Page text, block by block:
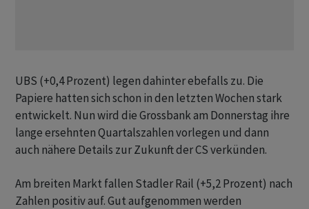
UBS (+0,4 Prozent) legen dahinter ebefalls zu. Die
Papiere hatten sich schon in den letzten Wochen stark
entwickelt. Nun wird die Grossbank am Donnerstag ihre
lange ersehnten Quartalszahlen vorlegen und dann
auch nähere Details zur Zukunft der CS verkünden.
Am breiten Markt fallen Stadler Rail (+5,2 Prozent) nach
Zahlen positiv auf. Gut aufgenommen werden